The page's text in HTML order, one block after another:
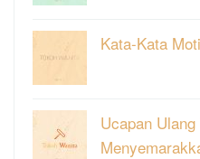
Kata-Kata
Ucapan